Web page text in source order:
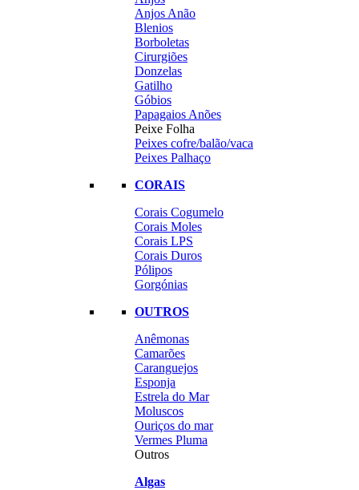
Anjos Anão
Blenios
Borboletas
Cirurgiões
Donzelas
Gatilho
Góbios
Papagaios Anões
Peixe Folha
Peixes cofre/balão/vaca
Peixes Palhaço
CORAIS
Corais Cogumelo
Corais Moles
Corais LPS
Corais Duros
Pólipos
Gorgónias
OUTROS
Anêmonas
Camarões
Caranguejos
Esponja
Estrela do Mar
Moluscos
Ouriços do mar
Vermes Pluma
Outros
Algas